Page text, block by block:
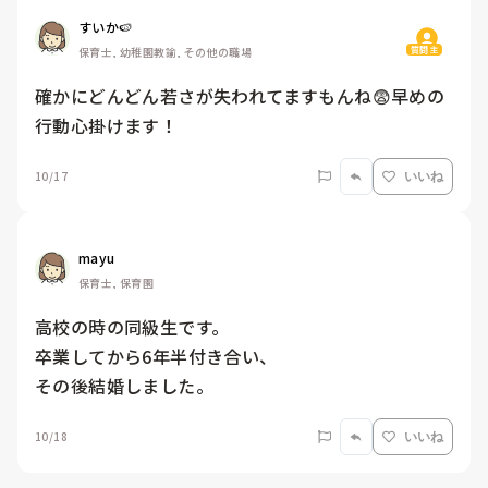
すいか🍉
保育士, 幼稚園教諭, その他の職場 質問主
確かにどんどん若さが失われてますもんね😨早めの
行動心掛けます！
10/17 いいね
mayu
保育士, 保育園
高校の時の同級生です。
卒業してから6年半付き合い、
その後結婚しました。
10/18 いいね